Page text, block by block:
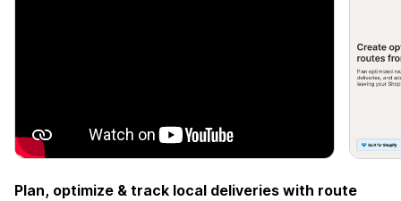
Plan, optimize & track local deliveries with route